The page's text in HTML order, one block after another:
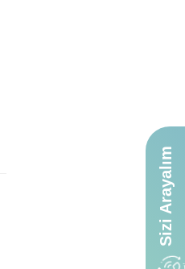
Sizi Arayalım